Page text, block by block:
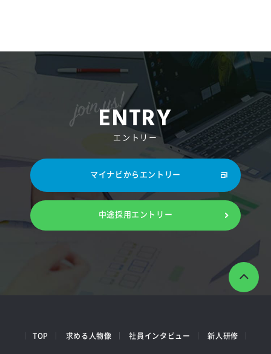
ENTRY
エントリー
マイナビからエントリー
中途採用エントリー
TOP 求める人物像 社員インタビュー 新人研修